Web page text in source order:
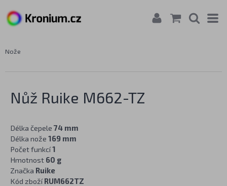
Nože
Nůž Ruike M662-TZ
Délka čepele 74 mm
Délka nože 169 mm
Počet funkcí1
Hmotnost 60 g
Značka Ruike
Kód zbožíRUM662TZ